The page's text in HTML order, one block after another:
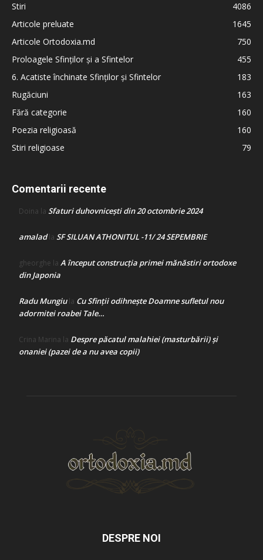
Stiri
4086
Articole preluate
1645
Articole Ortodoxia.md
750
Proloagele Sfinților și a Sfintelor
455
6. Acatiste închinate Sfinților și Sfintelor
183
Rugăciuni
163
Fără categorie
160
Poezia religioasă
160
Stiri religioase
79
Comentarii recente
Doina la Sfaturi duhovnicești din 20 octombrie 2024
amaladla SF SILUAN ATHONITUL -11/ 24 SEPEMBRIE
gheorghe la A început construcţia primei mănăstiri ortodoxe
din Japonia
Radu Mungiula Cu Sfinții odihnește Doamne sufletul nou
adormitei roabei Tale…
Crina Marina la Despre păcatul malahiei (masturbării) şi
onaniei (pazei de a nu avea copii)
DESPRE NOI